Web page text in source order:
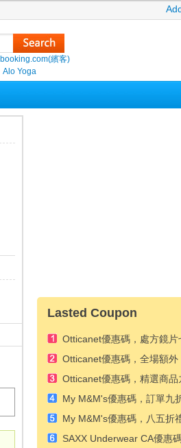
booking.com(繽客)
Alo Yoga
Lasted Coupon
Otticanet優惠碼，處方鏡片
Otticanet優惠碼，全場額外
Otticanet優惠碼，精選商品
My M&M's優惠碼，訂單九
My M&M's優惠碼，八五折
SAXX Underwear CA優惠